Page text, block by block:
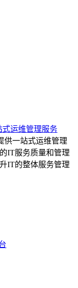
式运维管理服务
供一站式运维管理
IT服务质量和管理
IT的整体服务管理